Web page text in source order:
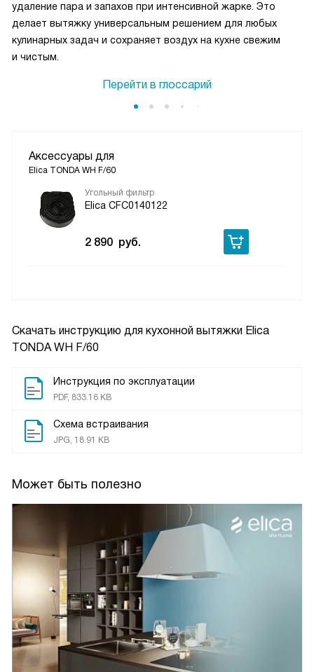
Скачать инструкцию для кухонной вытяжки Elica
TONDA WH F/60
Инструкция по эксплуатации
PDF, 833.16 KB
Схема встраивания
JPG, 18.91 KB
Может быть полезно
удаление пара и запахов при интенсивной жарке. Это
делает вытяжку универсальным решением для любых
кулинарных задач и сохраняет воздух на кухне свежим
и чистым.
Перейти в глоссарий
Аксессуары для
Elica TONDA WH F/60
Угольный фильтр
Elica CFC0140122
2 890 руб.